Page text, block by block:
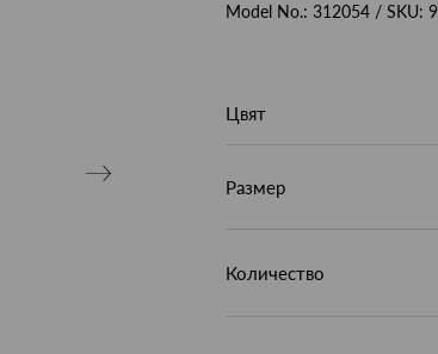
Model No.: 312054 / SKU:
Цвят
Размер
Количество